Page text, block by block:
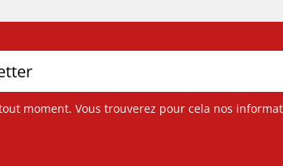
moment. Vous trouverez pour cela nos